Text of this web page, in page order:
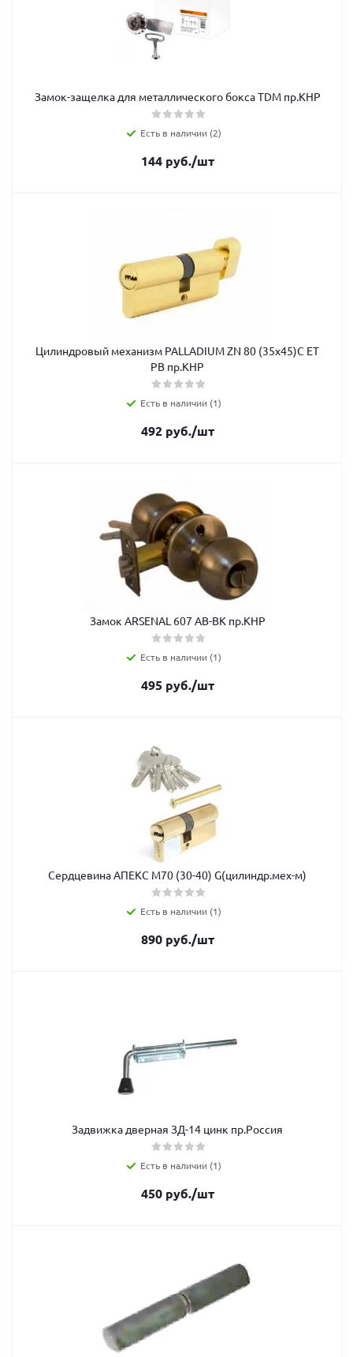
Замок-защелка для металлического бокса TDM пр.КНР
Есть в наличии (2)
144руб./шт
Цилиндровый механизм PALLADIUM ZN 80 (35х45)C ЕТ
PB пр.КНР
Есть в наличии (1)
492руб./шт
Замок ARSENAL 607 АВ-ВК пр.КНР
Есть в наличии (1)
495руб./шт
Сердцевина АПЕКС М70 (30-40) G(цилиндр.мех-м)
Есть в наличии (1)
890руб./шт
Задвижка дверная ЗД-14 цинк пр.Россия
Есть в наличии (1)
450руб./шт